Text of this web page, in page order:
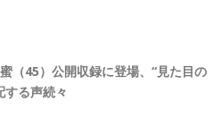
蜜（45）公開収録に登場、“見た目の
する声続々